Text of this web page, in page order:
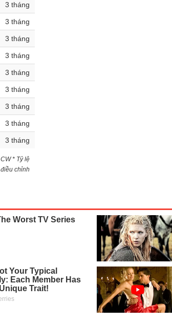
3 tháng
3 tháng
3 tháng
3 tháng
3 tháng
3 tháng
3 tháng
3 tháng
3 tháng
* Tỷ lệ
chỉnh